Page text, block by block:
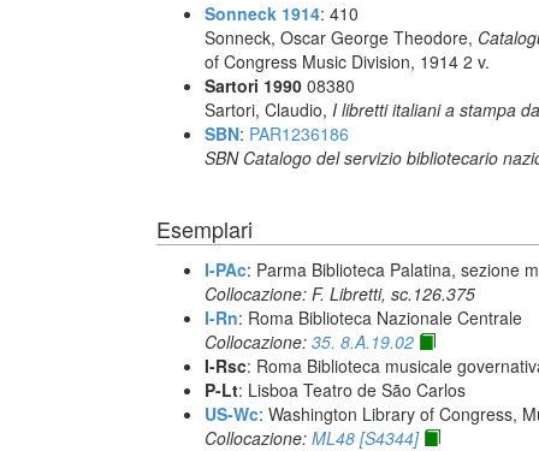
Sonneck 1914: 410
Sonneck, Oscar George Theodore,
of Congress Music Division, 1914 2 v.
Sartori 1990 08380
Sartori, Claudio, I libretti italiani a stampa
SBN: PAR1236186
SBN Catalogo del servizio bibliotecario
Esemplari
I-PAc: Parma Biblioteca Palatina, sezione
Collocazione: F. Libretti, sc.126.375
I-Rn: Roma Biblioteca Nazionale Centrale
Collocazione: 35. 8.A.19.02
I-Rsc: Roma Biblioteca musicale
P-Lt: Lisboa Teatro de São Carlos
US-Wc: Washington Library of Congress,
Collocazione: ML48 [S4344]